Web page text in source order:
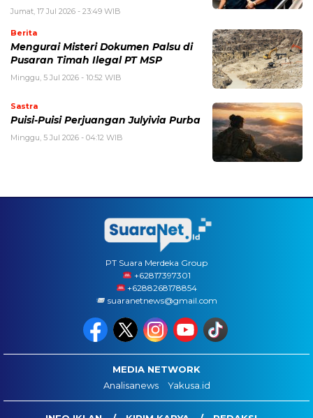
Jumat, 17 Jul 2026 - 23:49 WIB
Berita
Mengurai Misteri Dokumen Palsu di
Pusaran Timah Ilegal PT MSP
Minggu, 5 Jul 2026 - 10:52 WIB
Sastra
Puisi-Puisi Perjuangan Julyivia Purba
Minggu, 5 Jul 2026 - 04:12 WIB
PT Suara Merdeka Group
‪+62817397301
+6288268178854
suaranetnews@gmail.com
MEDIA NETWORK
Analisanews
Yakusa.id